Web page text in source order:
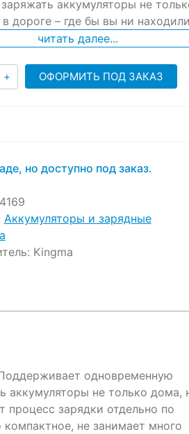
аккумуляторы не
дороге – где бы вы ни
читать далее...
+ ОФОРМИТЬ ПОД ЗАКАЗ
но доступно под заказ.
Аккумуляторы и зарядные
Kingma
одновременную
аккумуляторы не только дома,
зарядки отдельно по
не занимает много